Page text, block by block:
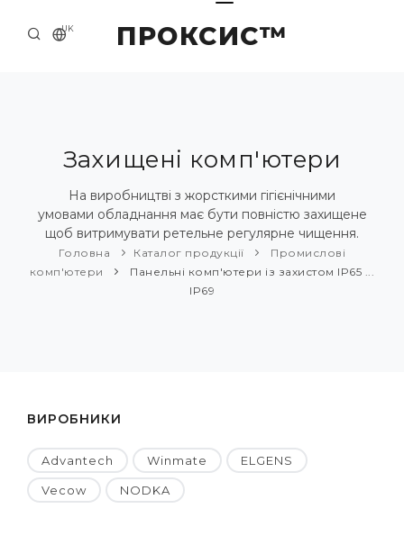
ПРОКСИС™
UK
ПРО НАС
ПРИКЛАДИ ТА РІШЕННЯ
КАТАЛОГ ПРОДУКЦІЇ
Захищені комп'ютери
На виробництві з жорсткими гігієнічними
умовами обладнання має бути повністю захищене
щоб витримувати ретельне регулярне чищення.
Головна Каталог продукції
Промислові
комп'ютери
Панельні комп'ютери із захистом IP65 ...
IP69
ВИРОБНИКИ
Advantech Winmate ELGENS
Vecow NODKA